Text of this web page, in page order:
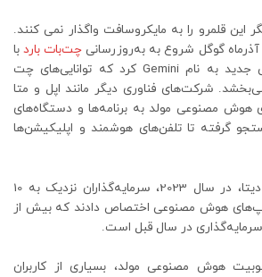
این قلمرو را به مایکروسافت واگذار نمی کنند.
آذرماه گوگل شروع به به‌روزرسانی چت‌بات باردبا
یک مدل هوش مصنوعی جدید به نام Gemini کرد که توانایی‌های چت
شرکت‌های فناوری دیگر مانند اپل و متا
هوش مصنوعی مولد به برنامه‌ها و دستگاه‌های
گرفته تا تلفن‌های هوشمند و اپلیکیشن‌ها
بر اساس گزارش گلوبال دیتا، در سال 2023، سرمایه‌گذاران نزدیک به 10
هوش مصنوعی اختصاص دادند که بیش از
هوش مصنوعی مولد، بسیاری از کاربران